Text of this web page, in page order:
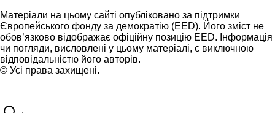
Матеріали на цьому сайті опубліковано за підтримки
Європейського фонду за демократію (EED). Його зміст не
обов’язково відображає офіційну позицію EED. Інформація
чи погляди, висловлені у цьому матеріалі, є виключною
відповідальністю його авторів.
© Усі права захищені.